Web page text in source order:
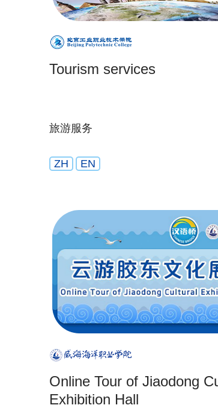
Tourism services
旅游服务
ZH EN
Online Tour of Jiaodong
Exhibition Hall